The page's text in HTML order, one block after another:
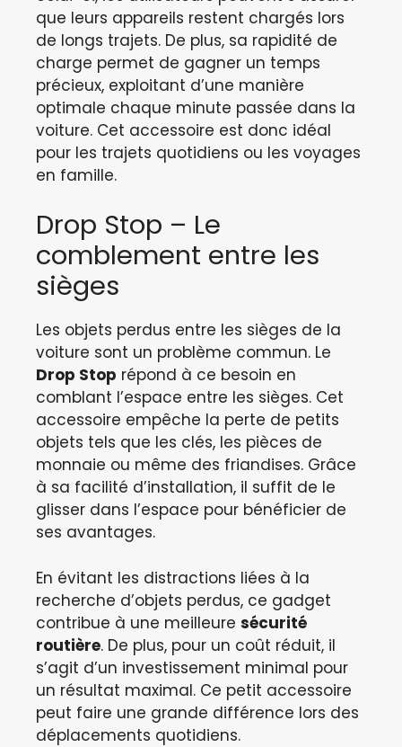
que leurs appareils restent chargés lors
de longs trajets. De plus, sa rapidité de
charge permet de gagner un temps
précieux, exploitant d’une manière
optimale chaque minute passée dans la
voiture. Cet accessoire est donc idéal
pour les trajets quotidiens ou les voyages
en famille.
Drop Stop – Le
comblement entre les
sièges
Les objets perdus entre les sièges de la
voiture sont un problème commun. Le
Drop Stop répond à ce besoin en
comblant l’espace entre les sièges. Cet
accessoire empêche la perte de petits
objets tels que les clés, les pièces de
monnaie ou même des friandises. Grâce
à sa facilité d’installation, il suffit de le
glisser dans l’espace pour bénéficier de
ses avantages.
En évitant les distractions liées à la
recherche d’objets perdus, ce gadget
contribue à une meilleure sécurité
routière. De plus, pour un coût réduit, il
s’agit d’un investissement minimal pour
un résultat maximal. Ce petit accessoire
peut faire une grande différence lors des
déplacements quotidiens.